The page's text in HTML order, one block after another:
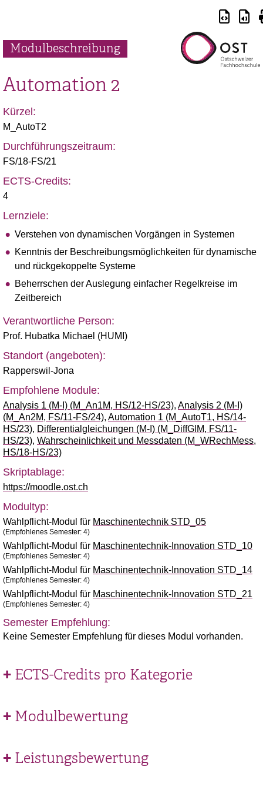
Modulbeschreibung
Automation 2
Kürzel:
M_AutoT2
Durchführungszeitraum:
FS/18-FS/21
ECTS-Credits:
4
Lernziele:
Verstehen von dynamischen Vorgängen in Systemen
Kenntnis der Beschreibungsmöglichkeiten für dynamische
und rückgekoppelte Systeme
Beherrschen der Auslegung einfacher Regelkreise im
Zeitbereich
Verantwortliche Person:
Prof. Hubatka Michael (HUMI)
Standort (angeboten):
Rapperswil-Jona
Empfohlene Module:
Analysis 1 (M-I) (M_An1M, HS/12-HS/23), Analysis 2 (M-I)
(M_An2M, FS/11-FS/24), Automation 1 (M_AutoT1, HS/14-
HS/23), Differentialgleichungen (M-I) (M_DiffGlM, FS/11-
HS/23), Wahrscheinlichkeit und Messdaten (M_WRechMess,
HS/18-HS/23)
Skriptablage:
https://moodle.ost.ch
Modultyp:
Wahlpflicht-Modul für Maschinentechnik STD_05
(Empfohlenes Semester: 4)
Wahlpflicht-Modul für Maschinentechnik-Innovation STD_10
(Empfohlenes Semester: 4)
Wahlpflicht-Modul für Maschinentechnik-Innovation STD_14
(Empfohlenes Semester: 4)
Wahlpflicht-Modul für Maschinentechnik-Innovation STD_21
(Empfohlenes Semester: 4)
Semester Empfehlung:
Keine Semester Empfehlung für dieses Modul vorhanden.
ECTS-Credits pro Kategorie
Modulbewertung
Leistungsbewertung